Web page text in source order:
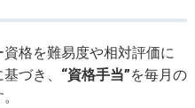
格を難易度や相対評価に
づき、 “資格手当”を毎月の